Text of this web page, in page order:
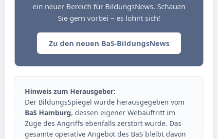
ein neuer Bereich für BildungsNews. Schauen
Sie gern vorbei – es lohnt sich!
Zu den neuen BaS-BildungsNews
Hinweis zum Herausgeber:
Der BildungsSpiegel wurde herausgegeben vom
BaS Hamburg, dessen eigener Webauftritt im
Zuge des Angriffs ebenfalls zerstört wurde. Das
gesamte operative Angebot des BaS bleibt davon